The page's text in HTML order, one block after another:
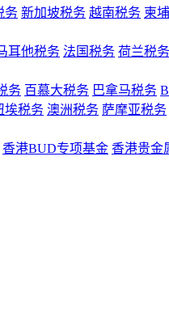
务 新加坡税务 越南税务 柬
耳他税务 法国税务 荷兰税务
务 百慕大税务 巴拿马税务
埃税务 澳洲税务 萨摩亚税务
香港BUD专项基金 香港贵金